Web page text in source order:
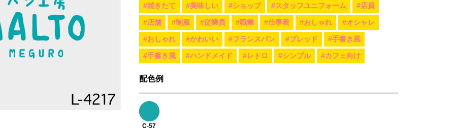
#焼きたて #美味しい #ショップ #スタッフユニフォーム #店員
#店舗 #制服 #従業員 #職業 #仕事着 #おしゃれ #オシャレ
#おしゃれ #かわいい #フランスパン #ブレッド #手書き風
#手書き風 #ハンドメイド #レトロ #シンプル #カフェ向け
配色例
C-57